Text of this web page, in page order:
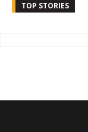
TOP STORIES